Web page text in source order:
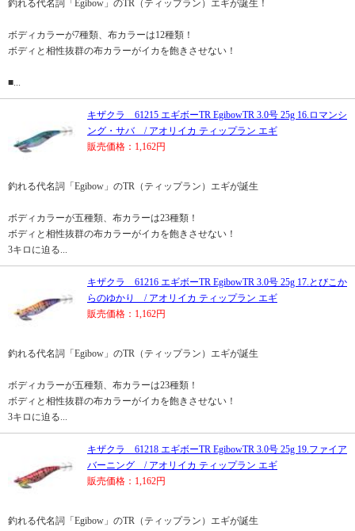
釣れる代名詞「Egibow」のTR（ティップラン）エギが誕生！
ボディカラーが7種類、布カラーは12種類！
ボディと相性抜群の布カラーがイカを飽きさせない！
■...
キザクラ 61215 エギボーTR EgibowTR 3.0号 25g 16.ロマンシ
ング・サバ / アオリイカ ティップラン エギ
販売価格：1,162円
釣れる代名詞「Egibow」のTR（ティップラン）エギが誕生
ボディカラーが五種類、布カラーは23種類！
ボディと相性抜群の布カラーがイカを飽きさせない！
3キロに迫る...
キザクラ 61216 エギボーTR EgibowTR 3.0号 25g 17.とびこか
らのゆかり / アオリイカ ティップラン エギ
販売価格：1,162円
釣れる代名詞「Egibow」のTR（ティップラン）エギが誕生
ボディカラーが五種類、布カラーは23種類！
ボディと相性抜群の布カラーがイカを飽きさせない！
3キロに迫る...
キザクラ 61218 エギボーTR EgibowTR 3.0号 25g 19.ファイア
バーニング / アオリイカ ティップラン エギ
販売価格：1,162円
釣れる代名詞「Egibow」のTR（ティップラン）エギが誕生